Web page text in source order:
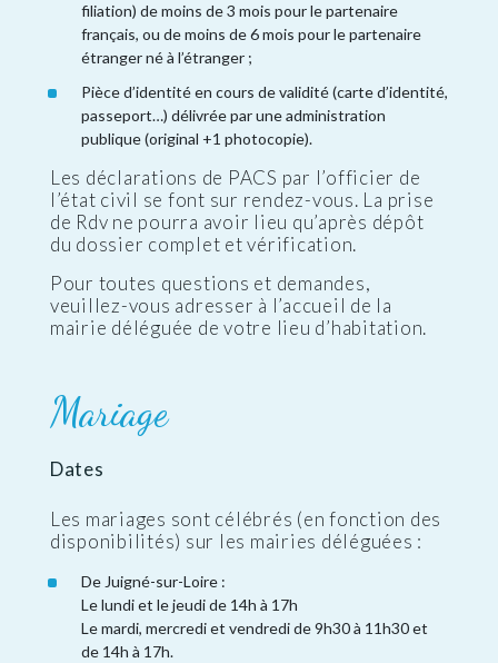
filiation) de moins de 3 mois pour le partenaire
français, ou de moins de 6 mois pour le partenaire
étranger né à l’étranger ;
Pièce d’identité en cours de validité (carte d’identité,
passeport…) délivrée par une administration
publique (original +1 photocopie).
Les déclarations de PACS par l’officier de
l’état civil se font sur rendez-vous. La prise
de Rdv ne pourra avoir lieu qu’après dépôt
du dossier complet et vérification.
Pour toutes questions et demandes,
veuillez-vous adresser à l’accueil de la
mairie déléguée de votre lieu d’habitation.
Mariage
Dates
Les mariages sont célébrés (en fonction des
disponibilités) sur les mairies déléguées :
De Juigné-sur-Loire :
Le lundi et le jeudi de 14h à 17h
Le mardi, mercredi et vendredi de 9h30 à 11h30 et
de 14h à 17h.